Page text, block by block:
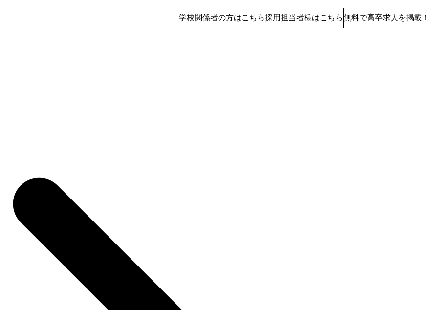
学校関係者の方はこちら採用担当者様はこちら無料で高卒求人を掲載！